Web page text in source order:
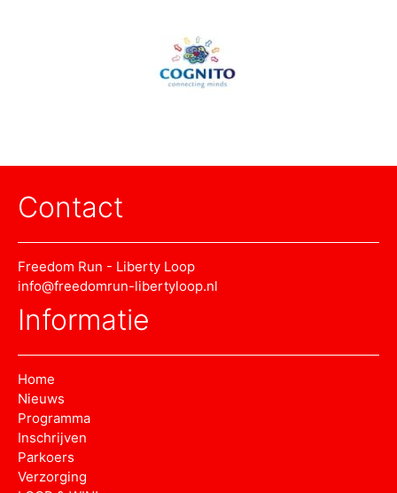
Contact
Freedom Run - Liberty Loop
info@freedomrun-libertyloop.nl
Informatie
Home
Nieuws
Programma
Inschrijven
Parkoers
Verzorging